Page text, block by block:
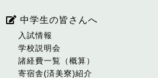
中学生の皆さんへ
入試情報
学校説明会
諸経費一覧（概算）
寄宿舎(済美寮)紹介